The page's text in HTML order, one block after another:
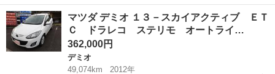
ー名： マツダ ■ 車種名： ＣＸ－５ ■ グレード名： ＸＤ プ
ロアクティブ 純正ナビ・後席モニター・フルセグＴＶ・バックカメ
ラ・ＥＴ...
島根 松江市 CX-5
マツダ デミオ １３－スカイアクティブ ＥＴ
Ｃ ドラレコ ステリモ オートライ…
362,000円
デミオ
49,074km
2012年